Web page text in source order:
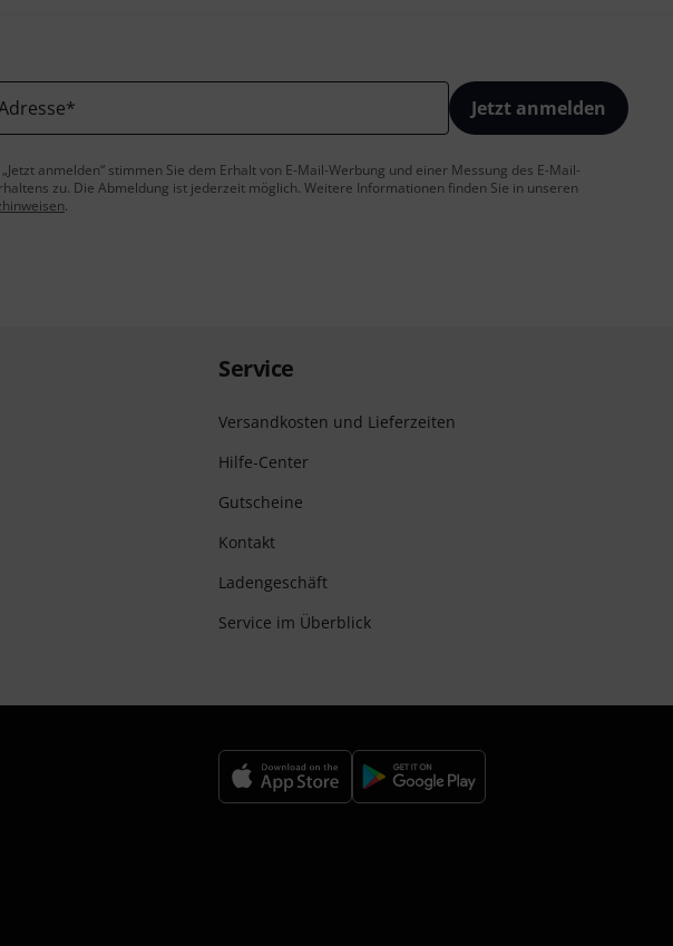
* Jetzt anmelden
anmelden“ stimmen Sie dem Erhalt von E-Mail-Werbung und einer Messung des E-Mail-
zu. Die Abmeldung ist jederzeit möglich. Weitere Informationen finden Sie in unseren
.
Service
Versandkosten und Lieferzeiten
Hilfe-Center
Gutscheine
Kontakt
Ladengeschäft
Service im Überblick